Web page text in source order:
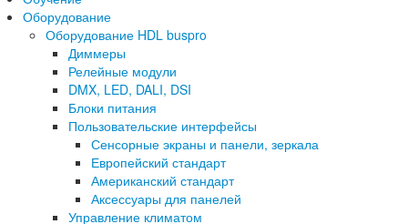
Оборудование
Оборудование HDL buspro
Диммеры
Релейные модули
DMX, LED, DALI, DSI
Блоки питания
Пользовательские интерфейсы
Сенсорные экраны и панели, зеркала
Европейский стандарт
Американский стандарт
Аксессуары для панелей
Управление климатом